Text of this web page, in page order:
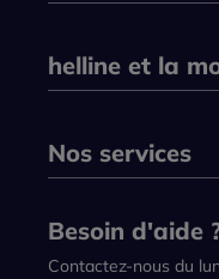
helline et la
Nos services
Besoin d'aide
Contactez-nous du